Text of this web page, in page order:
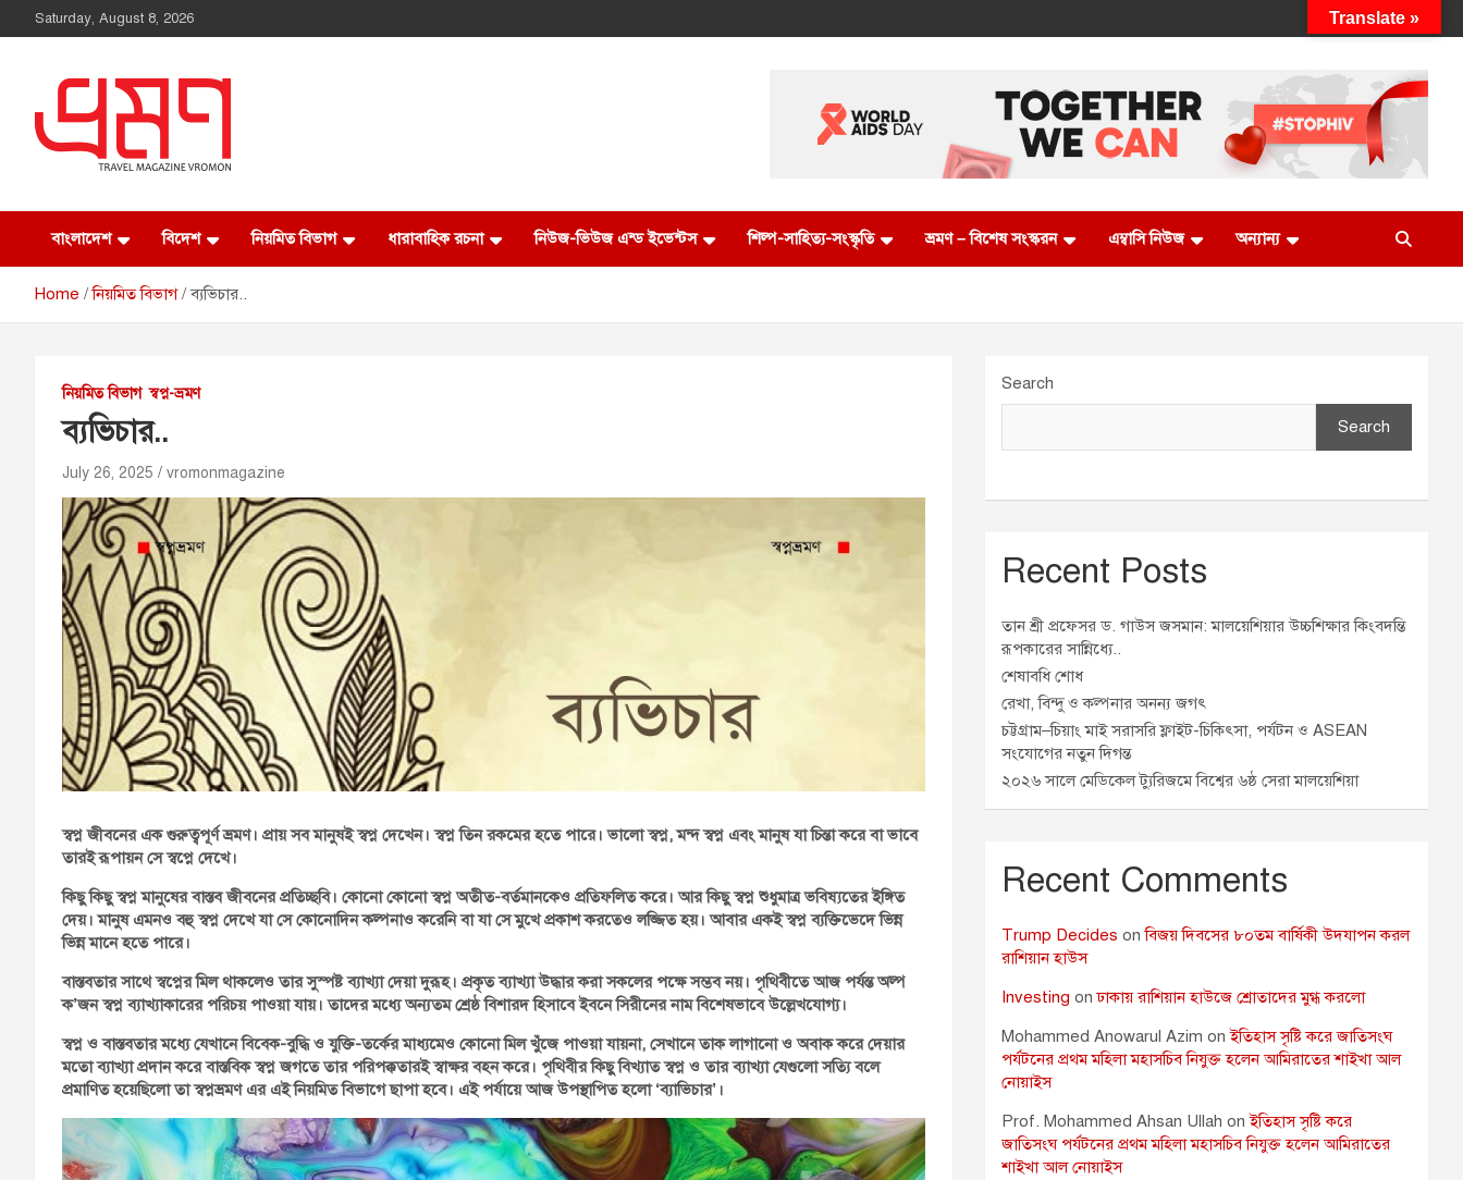
Saturday, August 8, 2026
Vromon Magazine
বাংলাদেশ বিদেশ নিয়মিত বিভাগ ধারাবাহিক রচনা নিউজ-ভিউজ এন্ড ইভেন্টস শিল্প-সাহিত্য-সংস্কৃতি ভ্রমণ – বিশেষ সংস্করন এম্বাসি নিউজ অন্যান্য
Home নিয়মিত বিভাগ ব্যভিচার..
নিয়মিত বিভাগ স্বপ্ন-ভ্রমণ
ব্যভিচার..
July 26, 2025 vromonmagazine
স্বপ্ন জীবনের এক গুরুত্বপূর্ণ ভ্রমণ। প্রায় সব মানুষই স্বপ্ন দেখেন। স্বপ্ন তিন রকমের হতে পারে। ভালো স্বপ্ন, মন্দ স্বপ্ন এবং মানুষ যা চিন্তা করে বা ভাবে
তারই রূপায়ন সে স্বপ্নে দেখে।
কিছু কিছু স্বপ্ন মানুষের বাস্তব জীবনের প্রতিচ্ছবি। কোনো কোনো স্বপ্ন অতীত-বর্তমানকেও প্রতিফলিত করে। আর কিছু স্বপ্ন শুধুমাত্র ভবিষ্যতের ইঙ্গিত
দেয়। মানুষ এমনও বহু স্বপ্ন দেখে যা সে কোনোদিন কল্পনাও করেনি বা যা সে মুখে প্রকাশ করতেও লজ্জিত হয়। আবার একই স্বপ্ন ব্যক্তিভেদে ভিন্ন
ভিন্ন মানে হতে পারে।
বাস্তবতার সাথে স্বপ্নের মিল থাকলেও তার সুস্পষ্ট ব্যাখ্যা দেয়া দুরূহ। প্রকৃত ব্যাখ্যা উদ্ধার করা সকলের পক্ষে সম্ভব নয়। পৃথিবীতে আজ পর্যন্ত অল্প
ক’জন স্বপ্ন ব্যাখ্যাকারের পরিচয় পাওয়া যায়। তাদের মধ্যে অন্যতম শ্রেষ্ঠ বিশারদ হিসাবে ইবনে সিরীনের নাম বিশেষভাবে উল্লেখযোগ্য।
স্বপ্ন ও বাস্তবতার মধ্যে যেখানে বিবেক-বুদ্ধি ও যুক্তি-তর্কের মাধ্যমেও কোনো মিল খুঁজে পাওয়া যায়না, সেখানে তাক লাগানো ও অবাক করে দেয়ার
মতো ব্যাখ্যা প্রদান করে বাস্তবিক স্বপ্ন জগতে তার পরিপক্কতারই স্বাক্ষর বহন করে। পৃথিবীর কিছু বিখ্যাত স্বপ্ন ও তার ব্যাখ্যা যেগুলো সত্যি বলে
প্রমাণিত হয়েছিলো তা স্বপ্নভ্রমণ এর এই নিয়মিত বিভাগে ছাপা হবে। এই পর্যায়ে আজ উপস্থাপিত হলো ‘ব্যাভিচার’।
Search
Search
Recent Posts
তান শ্রী প্রফেসর ড. গাউস জসমান: মালয়েশিয়ার উচ্চশিক্ষার কিংবদন্তি
রূপকারের সান্নিধ্যে..
শেষাবধি শোধ
রেখা, বিন্দু ও কল্পনার অনন্য জগৎ
চট্টগ্রাম–চিয়াং মাই সরাসরি ফ্লাইট-চিকিৎসা, পর্যটন ও ASEAN
সংযোগের নতুন দিগন্ত
২০২৬ সালে মেডিকেল ট্যুরিজমে বিশ্বের ৬ষ্ঠ সেরা মালয়েশিয়া
Recent Comments
Trump Decides onবিজয় দিবসের ৮০তম বার্ষিকী উদযাপন করল
রাশিয়ান হাউস
Investing onঢাকায় রাশিয়ান হাউজে শ্রোতাদের মুগ্ধ করলো
Mohammed Anowarul Azim onইতিহাস সৃষ্টি করে জাতিসংঘ
পর্যটনের প্রথম মহিলা মহাসচিব নিযুক্ত হলেন আমিরাতের শাইখা আল
নোয়াইস
Prof. Mohammed Ahsan Ullah onইতিহাস সৃষ্টি করে
জাতিসংঘ পর্যটনের প্রথম মহিলা মহাসচিব নিযুক্ত হলেন আমিরাতের
শাইখা আল নোয়াইস
Translate »